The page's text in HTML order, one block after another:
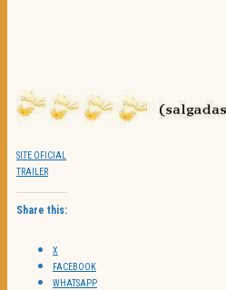
SITE OFICIAL
TRAILER
Share this:
X
FACEBOOK
WHATSAPP